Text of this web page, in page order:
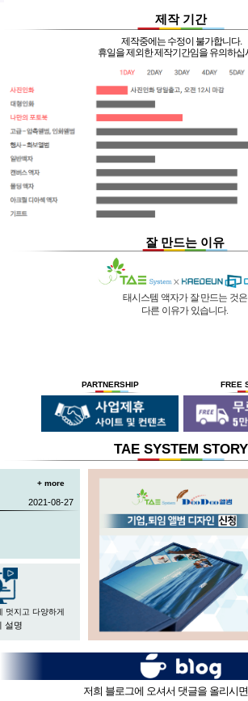
제작 기간
제작중에는 수정이 불가합니다.
휴일을 제외한 제작기간임을 유의하십
잘 만드는 이유
태시스템 액자가 잘 만드는 것은
다른 이유가 있습니다.
30년의 역사를 갖고 있는 회사입니다.
절대적인 제품을 만들기 위해
전 직원이 노력하고 있습니다.
세계 각
하고 있
세계 최초로 개발하고
안전과 효과 효율을 인정받아
획득 하였습니다.
PARTNERSHIP FREE
TAE SYSTEM STORY
+ more
2021-08-27
멋지고 다양하게
설명
저희 블로그에 오셔서 댓글을 올리시